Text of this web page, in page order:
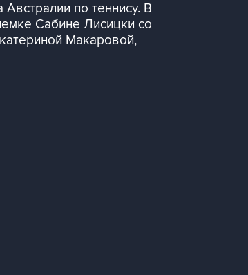
по теннису. В
Сабине Лисицки со
Макаровой,